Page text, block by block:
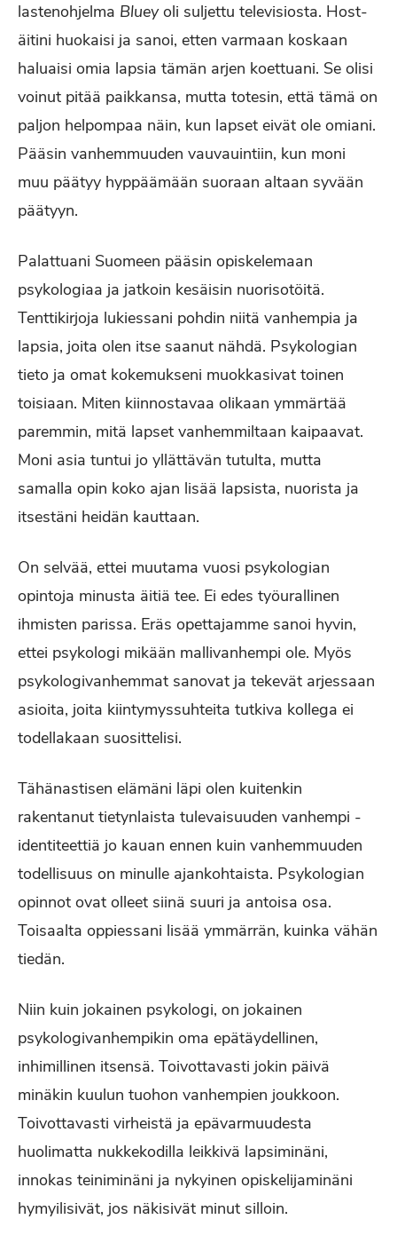
lastenohjelma Blueyoli suljettu televisiosta. Host-
äitini huokaisi ja sanoi, etten varmaan koskaan
haluaisi omia lapsia tämän arjen koettuani. Se olisi
voinut pitää paikkansa, mutta totesin, että tämä on
paljon helpompaa näin, kun lapset eivät ole omiani.
Pääsin vanhemmuuden vauvauintiin, kun moni
muu päätyy hyppäämään suoraan altaan syvään
päätyyn.
Palattuani Suomeen pääsin opiskelemaan
psykologiaa ja jatkoin kesäisin nuorisotöitä.
Tenttikirjoja lukiessani pohdin niitä vanhempia ja
lapsia, joita olen itse saanut nähdä. Psykologian
tieto ja omat kokemukseni muokkasivat toinen
toisiaan. Miten kiinnostavaa olikaan ymmärtää
paremmin, mitä lapset vanhemmiltaan kaipaavat.
Moni asia tuntui jo yllättävän tutulta, mutta
samalla opin koko ajan lisää lapsista, nuorista ja
itsestäni heidän kauttaan.
On selvää, ettei muutama vuosi psykologian
opintoja minusta äitiä tee. Ei edes työurallinen
ihmisten parissa. Eräs opettajamme sanoi hyvin,
ettei psykologi mikään mallivanhempi ole. Myös
psykologivanhemmat sanovat ja tekevät arjessaan
asioita, joita kiintymyssuhteita tutkiva kollega ei
todellakaan suosittelisi.
Tähänastisen elämäni läpi olen kuitenkin
rakentanut tietynlaista tulevaisuuden vanhempi -
identiteettiä jo kauan ennen kuin vanhemmuuden
todellisuus on minulle ajankohtaista. Psykologian
opinnot ovat olleet siinä suuri ja antoisa osa.
Toisaalta oppiessani lisää ymmärrän, kuinka vähän
tiedän.
Niin kuin jokainen psykologi, on jokainen
psykologivanhempikin oma epätäydellinen,
inhimillinen itsensä. Toivottavasti jokin päivä
minäkin kuulun tuohon vanhempien joukkoon.
Toivottavasti virheistä ja epävarmuudesta
huolimatta nukkekodilla leikkivä lapsiminäni,
innokas teiniminäni ja nykyinen opiskelijaminäni
hymyilisivät, jos näkisivät minut silloin.